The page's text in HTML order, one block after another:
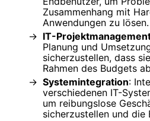
Zusammenhang mit
Anwendungen zu lösen.
IT-
Planung und
sicherzustellen, dass
Rahmen des Budgets
Systemintegration:
verschiedenen IT-
um reibungslose
sicherzustellen und